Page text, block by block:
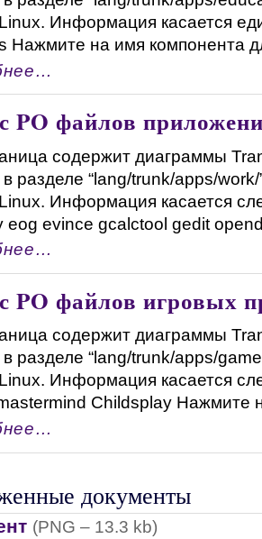
Информация касается
Нажмите на имя компонента
PO файлов
содержит диаграммы
разделе “lang/trunk/apps/work/
Информация касается
eog evince gcalctool gedit
PO файлов игровых
содержит диаграммы
разделе “lang/trunk/apps/
Информация касается
Childsplay Нажмите
документы
(PNG – 13.3 kb)